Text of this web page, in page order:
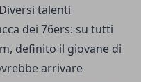
talenti
dei 76ers: su tutti
definito il giovane di
arrivare